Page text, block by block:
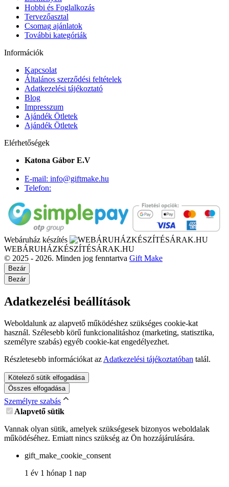
Hobbi és Foglalkozás
Tervezőasztal
Csomag ajánlatok
További kategóriák
Információk
Kapcsolat
Általános szerződési feltételek
Adatkezelési tájékoztató
Blog
Impresszum
Ajándék Ötletek
Ajándék Ötletek
Elérhetőségek
Katona Gábor E.V
E-mail: info@giftmake.hu
Telefon:
Webáruház készítés
WEBÁRUHÁZKÉSZÍTÉSÁRAK.HU
© 2025 - 2026. Minden jog fenntartva Gift Make
Bezár
Bezár
Adatkezelési beállítások
Weboldalunk az alapvető működéshez szükséges cookie-kat
használ. Szélesebb körű funkcionalitáshoz (marketing, statisztika,
személyre szabás) egyéb cookie-kat engedélyezhet.
Részletesebb információkat az Adatkezelési tájékoztatóban talál.
Kötelező sütik elfogadása
Összes elfogadása
Személyre szabás
Alapvető sütik
Vannak olyan sütik, amelyek szükségesek bizonyos weboldalak
működéséhez. Emiatt nincs szükség az Ön hozzájárulására.
gift_make_cookie_consent
1 év 1 hónap 1 nap